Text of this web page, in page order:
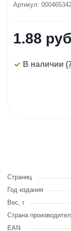
Артикул:
1.88
В наличии
Страниц
Год издания
Вес, г
Страна
EAN